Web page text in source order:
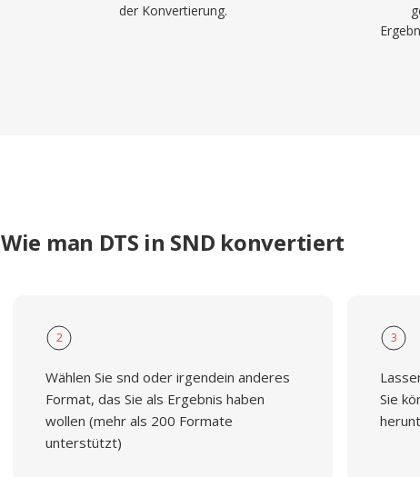
der Konvertierung.
Wie man DTS in SND konvertiert
2
Wählen Sie snd oder irgendein anderes
Format, das Sie als Ergebnis haben
wollen (mehr als 200 Formate
unterstützt)
3
Sie